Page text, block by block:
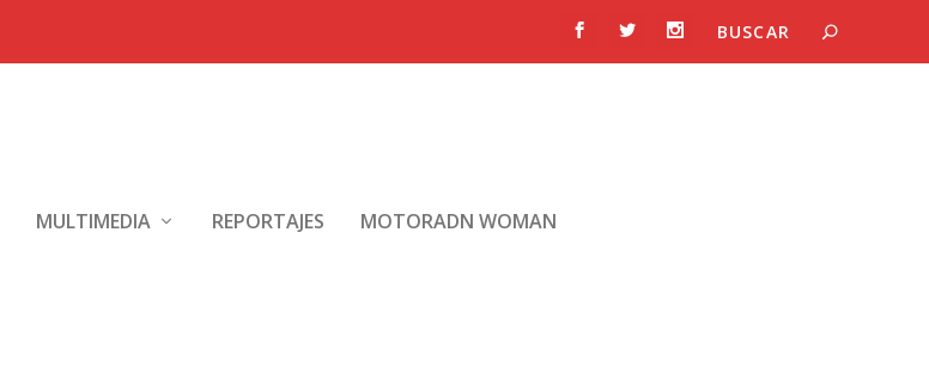
MULTIMEDIA REPORTAJES MOTORADN WOMAN